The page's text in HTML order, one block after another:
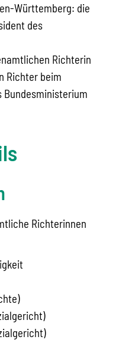
Württemberg: die
des
Richterin
Richter beim
Bundesministerium
Richterinnen